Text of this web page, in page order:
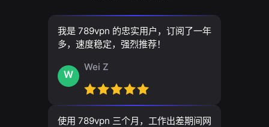
我是 789vpn 的忠实用户，订阅了一年
多，速度稳定，强烈推荐！
W
Wei Z
使用 789vpn 三个月，工作出差期间网